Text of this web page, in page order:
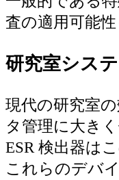
査の適用可能性
研究室シス
現代の研究室
タ管理に大き
ESR 検出器は
これらのデバ